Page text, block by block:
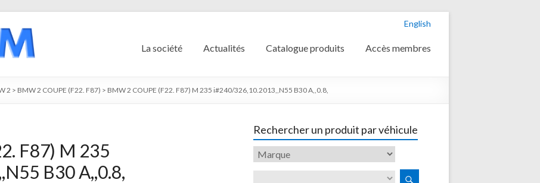
English
La société Actualités Catalogue produits Accès membres
2 > BMW 2 COUPE (F22. F87) > BMW 2 COUPE (F22. F87) M 235 i#240/326,10.2013,,N55 B30 A,,0.8,
F87) M 235
B30 A,,0.8,
Rechercher un produit par véhicule